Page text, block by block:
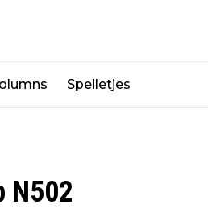
Spelletjes
N502